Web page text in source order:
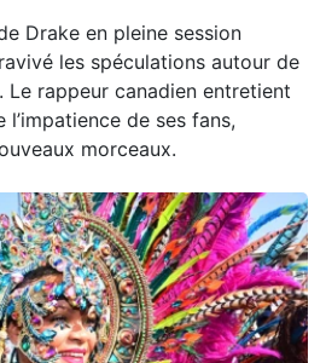
Drake en pleine session
les spéculations autour de
Le rappeur canadien entretient
de ses fans,
morceaux.